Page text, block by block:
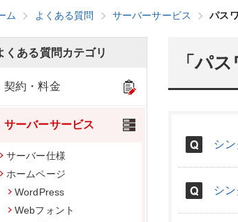
ム よくある質問 サーバーサービス パス
「パ
シ
シ
くある質問カテゴリ
契約・料金
サーバーサービス
サーバー仕様
ホームページ
WordPress
Webフォント